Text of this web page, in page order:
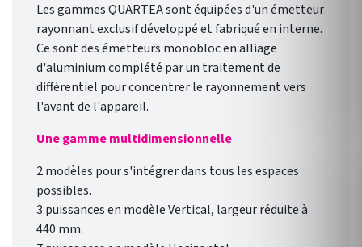
Les gammes QUARTEA sont équipées d'un émetteur
rayonnant exclusif développé et fabriqué en interne.
Ce sont des émetteurs monobloc en alliage
d'aluminium complété par un traitement de
différentiel pour concentrer le rayonnement vers
l'avant de l'appareil.
Une gamme multidimensionnelle
2 modèles pour s'intégrer dans tous les espaces
possibles.
3 puissances en modèle Vertical, largeur réduite à
440 mm.